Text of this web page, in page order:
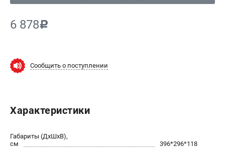
СЕРВИС
Сервисный центр
ИНФОРМАЦИЯ
6 878c
Сообщить о поступлении
Характеристики
Габариты (ДхШхВ),
см
396*296*118